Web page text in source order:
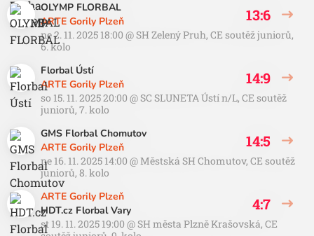
OLYMP FLORBAL
ARTE Gorily Plzeň
13:6
ne 2. 11. 2025 18:00 @ SH Zelený Pruh, CE soutěž juniorů,
6. kolo
Florbal Ústí
ARTE Gorily Plzeň
14:9
so 15. 11. 2025 20:00 @ SC SLUNETA Ústí n/L, CE soutěž
juniorů, 7. kolo
GMS Florbal Chomutov
ARTE Gorily Plzeň
14:5
ne 16. 11. 2025 14:00 @Městská SH Chomutov, CE soutěž
juniorů, 8. kolo
ARTE Gorily Plzeň
HDT.cz Florbal Vary
4:7
st 19. 11. 2025 19:00 @ SH města Plzně Krašovská, CE